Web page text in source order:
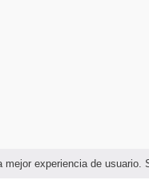
experiencia de